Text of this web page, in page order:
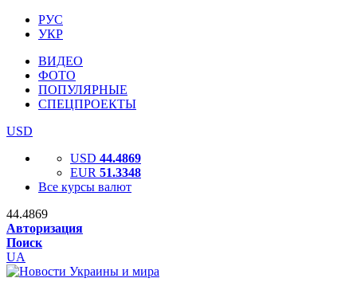
РУС
УКР
ВИДЕО
ФОТО
ПОПУЛЯРНЫЕ
СПЕЦПРОЕКТЫ
USD
USD 44.4869
EUR 51.3348
Все курсы валют
44.4869
Авторизация
Поиск
UA